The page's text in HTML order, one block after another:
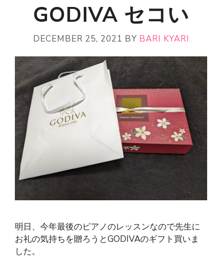
GODIVA セコい
DECEMBER 25, 2021 BY BARI KYARI
明日、今年最後のピアノのレッスンなので先生に
お礼の気持ちを贈ろうとGODIVAのギフト買いま
した。